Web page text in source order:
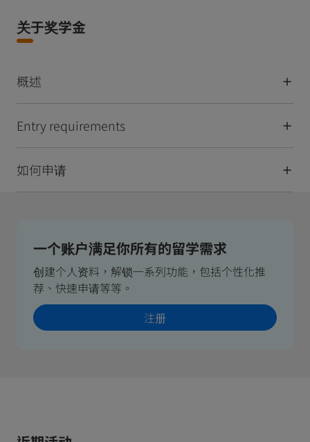
关于奖学金
概述
Entry requirements
如何申请
一个账户满足你所有的留学需求
创建个人资料，解锁一系列功能，包括个性化推
荐、快速申请等等。
注册